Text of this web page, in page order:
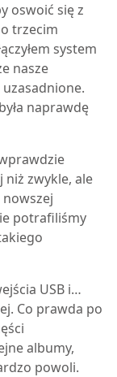
oswoić się z
trzecim
system
nasze
uzasadnione.
naprawdę
niż zwykle, ale
potrafiliśmy
USB i…
Co prawda po
albumy,
powoli.